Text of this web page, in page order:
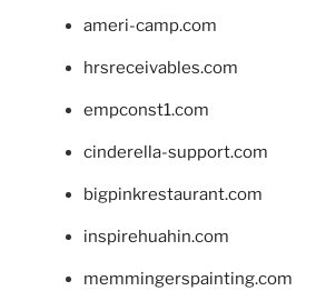
ameri-camp.com
hrsreceivables.com
empconst1.com
cinderella-support.com
bigpinkrestaurant.com
inspirehuahin.com
memmingerspainting.com